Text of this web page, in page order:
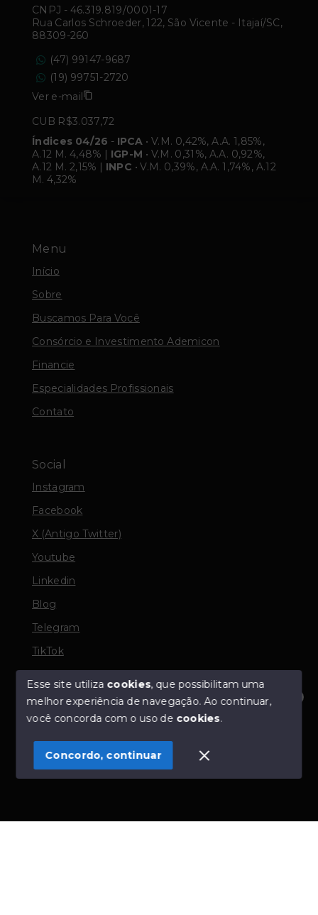
Olá! Estamos disponíveis para te ajudar.
Menu
Início
Sobre
Buscamos Para Você
Consórcio e Investimento Ademicon
Financie
Especialidades Profissionais
Contato
Social
Instagram
Facebook
X (Antigo Twitter)
Youtube
Linkedin
Blog
Telegram
TikTok
© Copyright 2026 - TORQUATO ∴ Corretor de Imóveis
- CRECI 42643f | 136.004f Perito Avaliador CNAI 37357
SITE PARA IMOBILIARIA
CNPJ - 46.319.819/0001-17
Rua Carlos Schroeder, 122, São Vicente - Itajaí/SC,
88309-260
(47) 99147-9687
(19) 99751-2720
Ver e-mail
CUB R$3.037,72
Índices 04/26 - IPCA • V.M. 0,42%, A.A. 1,85%,
A.12 M. 4,48% | IGP-M • V.M. 0,31%, A.A. 0,92%,
A.12 M. 2,15% | INPC • V.M. 0,39%, A.A. 1,74%, A.12
M. 4,32%
Esse site utiliza cookies, que possibilitam uma
melhor experiência de navegação.Ao continuar,
você concorda com o uso de cookies.
Concordo, continuar